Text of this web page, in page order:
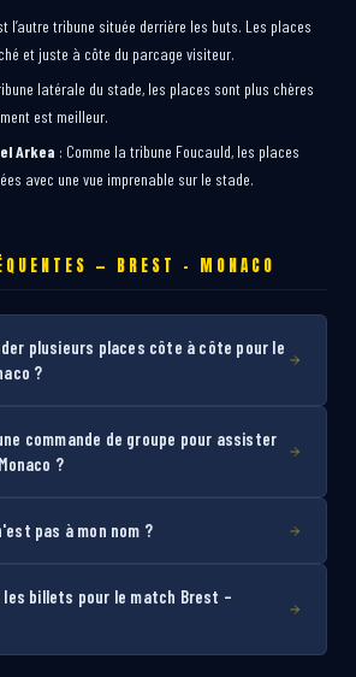
l’autre tribune située derrière les buts. Les places
et juste à côte du parcage visiteur.
latérale du stade, les places sont plus chères
est meilleur.
Arkea : Comme la tribune Foucauld, les places
avec une vue imprenable sur le stade.
— BREST – MONACO
plusieurs places côte à côte pour le
?
commande de groupe pour assister
?
pas à mon nom ?
les billets pour le match Brest –